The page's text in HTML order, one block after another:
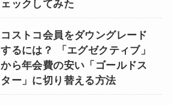
ェックしてみた
コストコ会員をダウングレード
するには？ 「エグゼクティブ」
から年会費の安い「ゴールドス
ター」に切り替える方法